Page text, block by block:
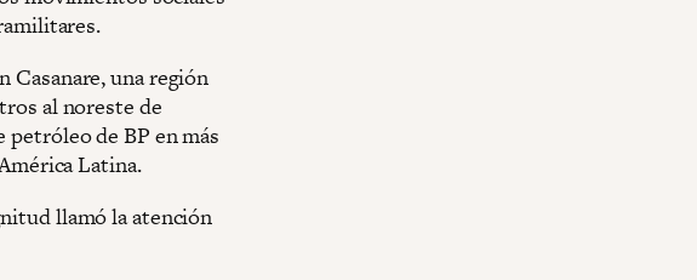
Casanare, una región
al noreste de
de BP en más
Latina.
llamó la atención